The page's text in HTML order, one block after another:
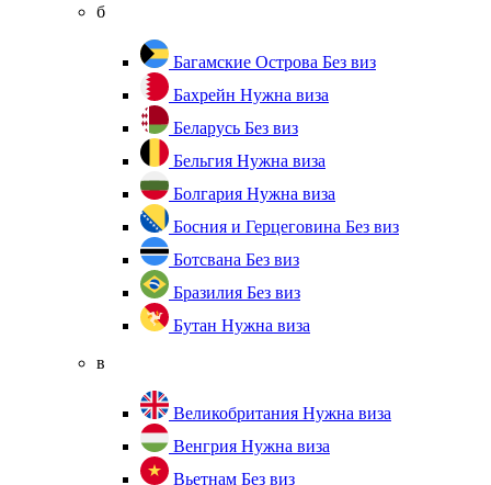
б
Багамские Острова Без виз
Бахрейн Нужна виза
Беларусь Без виз
Бельгия Нужна виза
Болгария Нужна виза
Босния и Герцеговина Без виз
Ботсвана Без виз
Бразилия Без виз
Бутан Нужна виза
в
Великобритания Нужна виза
Венгрия Нужна виза
Вьетнам Без виз